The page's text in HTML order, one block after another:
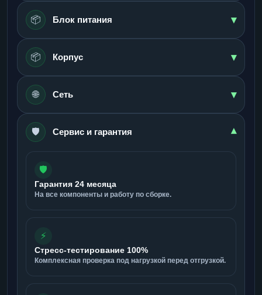
📦 Блок питания ▾
📦 Корпус ▾
🌐 Сеть ▾
🛡️ Сервис и гарантия ▾
🛡️
Гарантия 24 месяца
На все компоненты и работу по сборке.
⚡
Стресс-тестирование 100%
Комплексная проверка под нагрузкой перед отгрузкой.